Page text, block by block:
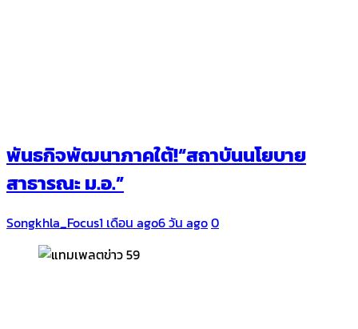
พันธกิจพัฒนาภาคใต้!“สถาบันนโยบาย
สาธารณะ ม.อ.”
Songkhla_Focus1 เดือน ago6 วัน ago0